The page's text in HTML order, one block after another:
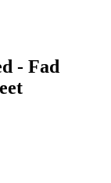
- Fad